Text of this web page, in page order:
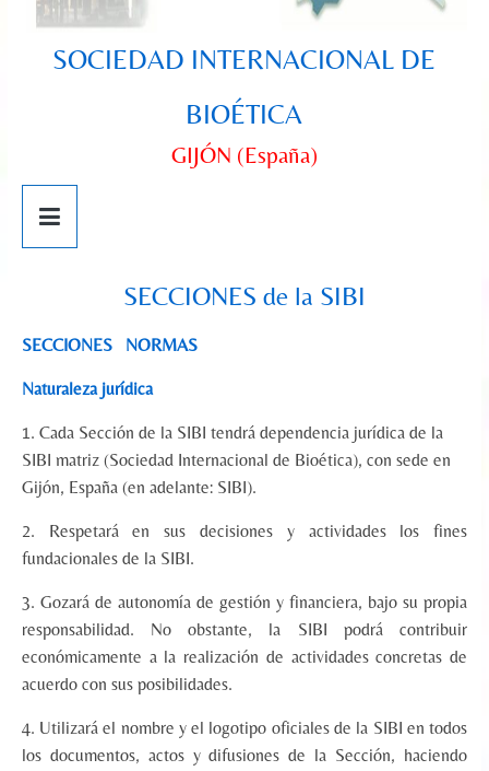
SOCIEDAD INTERNACIONAL DE
BIOÉTICA
GIJÓN (España)
SECCIONES de la SIBI
SECCIONES NORMAS
Naturaleza jurídica
1. Cada Sección de la SIBI tendrá dependencia jurídica de la
SIBI matriz (Sociedad Internacional de Bioética), con sede en
Gijón, España (en adelante: SIBI).
2. Respetará en sus decisiones y actividades los fines
fundacionales de la SIBI.
3. Gozará de autonomía de gestión y financiera, bajo su propia
responsabilidad. No obstante, la SIBI podrá contribuir
económicamente a la realización de actividades concretas de
acuerdo con sus posibilidades.
4. Utilizará el nombre y el logotipo oficiales de la SIBI en todos
los documentos, actos y difusiones de la Sección, haciendo